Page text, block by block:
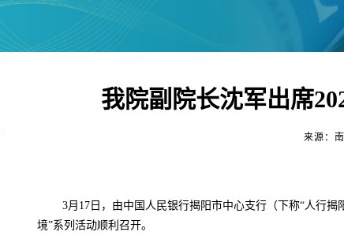
我院副院长沈军出席
来源：
3月 17 日，由中国人民银行揭阳市中心支行（下称“人行
境”系列活动顺利召开。